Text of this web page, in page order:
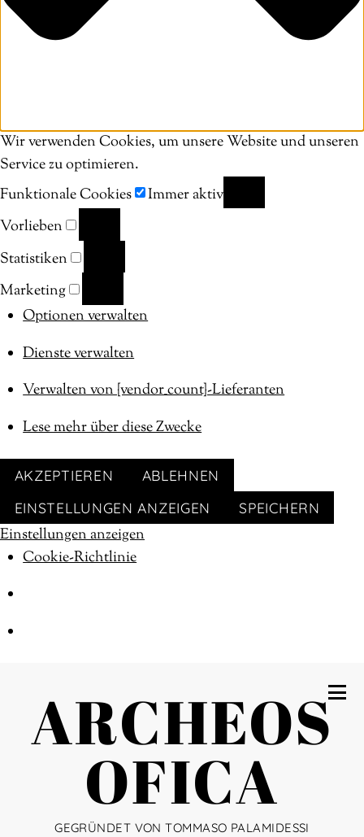
Wir verwenden Cookies, um unsere Website und unseren
Service zu optimieren.
Funktionale Cookies
FUNKTIONALE
Immer aktiv
Vorlieben
VORLIEBEN
Statistiken
STATISTIKEN
Marketing
MARKETING
Optionen verwalten
Dienste verwalten
Verwalten von {vendor_count}-Lieferanten
Lese mehr über diese Zwecke
AKZEPTIEREN
ABLEHNEN
EINSTELLUNGEN ANZEIGEN
SPEICHERN
Einstellungen anzeigen
Cookie-Richtlinie
ARCHEOS
OFICA
GEGRÜNDET VON TOMMASO PALAMIDESSI